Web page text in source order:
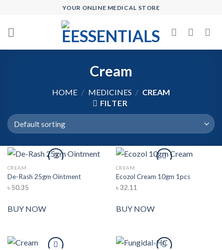
content
YOUR ONLINE MEDICAL STORE
Cream
HOME / MEDICINES / CREAM
FILTER
CREAM
De-Rash 25gm Ointment
৳ 50.35
BUY NOW
Add to wishlist
CREAM
Ecozol Cream 10gm 1pcs
৳32.11
BUY NOW